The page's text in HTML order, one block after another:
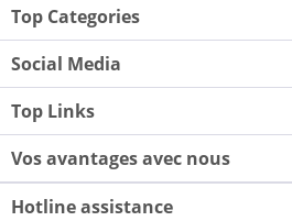
Top Categories
Social Media
Top Links
Vos avantages avec nous
Hotline assistance